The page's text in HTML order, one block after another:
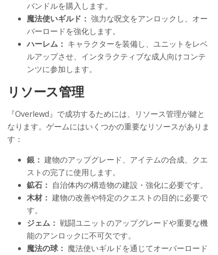
バンドルを購入します。
魔法使いギルド： 強力な呪文をアンロックし、オー
バーロードを強化します。
ハーレム： キャラクターを装備し、ユニットをレベ
ルアップさせ、インタラクティブな成人向けコンテ
ンツに参加します。
リソース管理
『Overlewd』で成功するためには、リソース管理が鍵と
なります。ゲームにはいくつかの重要なリソースがありま
す：
銀： 建物のアップグレード、アイテムの合成、クエ
ストの完了に使用します。
鉱石： 自治体内の構造物の建設・強化に必要です。
木材： 建物の改善や特定のクエストの目的に必要で
す。
ジェム： 戦闘ユニットのアップグレードや重要な機
能のアンロックに不可欠です。
魔法の球： 魔法使いギルドを通じてオーバーロード